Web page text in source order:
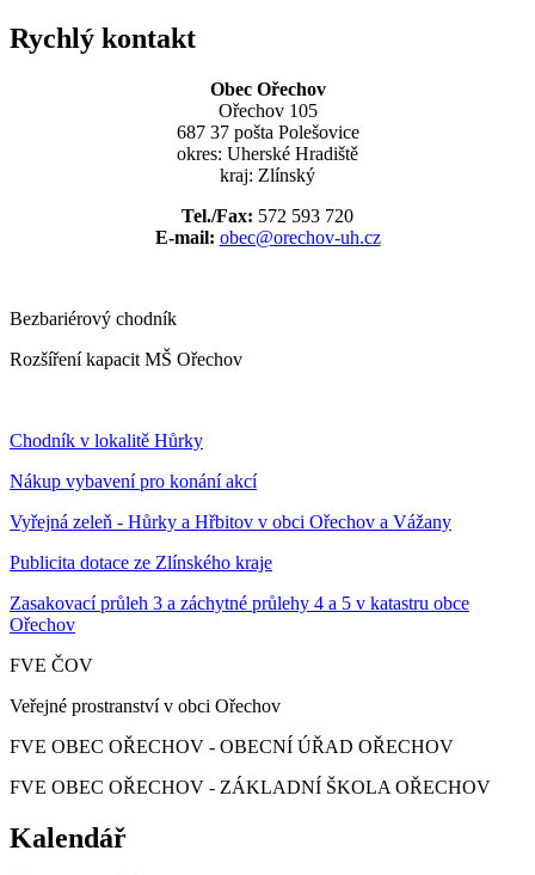
Rychlý kontakt
Obec Ořechov
Ořechov 105
687 37 pošta Polešovice
okres: Uherské Hradiště
kraj: Zlínský
Tel./Fax: 572 593 720
E-mail: obec@orechov-uh.cz
Bezbariérový chodník
Rozšíření kapacit MŠ Ořechov
Chodník v lokalitě Hůrky
Nákup vybavení pro konání akcí
Vyřejná zeleň - Hůrky a Hřbitov v obci Ořechov a Vážany
Publicita dotace ze Zlínského kraje
Zasakovací průleh 3 a záchytné průlehy 4 a 5 v katastru obce
Ořechov
FVE ČOV
Veřejné prostranství v obci Ořechov
FVE OBEC OŘECHOV - OBECNÍ ÚŘAD OŘECHOV
FVE OBEC OŘECHOV - ZÁKLADNÍ ŠKOLA OŘECHOV
Kalendář